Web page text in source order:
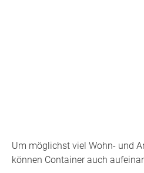
Um möglichst viel Wohn- und
können Container auch